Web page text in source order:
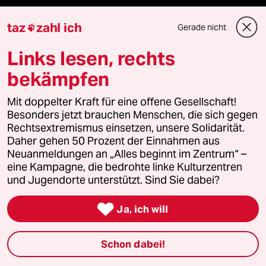
Vor Ort
Live im Stream
Vergangene
taz lab 2027
Mehr taz Lesestoff
taz FUTURZWEI
taz zahl ich Gerade nicht
Links lesen, rechts
bekämpfen
Mit doppelter Kraft für eine offene Gesellschaft!
Besonders jetzt brauchen Menschen, die sich gegen
Rechtsextremismus einsetzen, unsere Solidarität.
Daher gehen 50 Prozent der Einnahmen aus
Neuanmeldungen an „Alles beginnt im Zentrum“ –
eine Kampagne, die bedrohte linke Kulturzentren
und Jugendorte unterstützt. Sind Sie dabei?
 Ja, ich will
Schon dabei!